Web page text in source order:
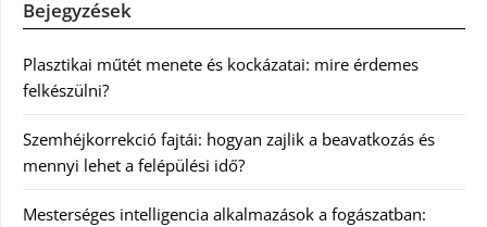
Bejegyzések
Plasztikai műtét menete és kockázatai: mire érdemes
felkészülni?
Szemhéjkorrekció fajtái: hogyan zajlik a beavatkozás és
mennyi lehet a felépülési idő?
Mesterséges intelligencia alkalmazások a fogászatban: